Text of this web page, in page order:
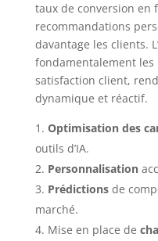
taux de conversion en
recommandations
davantage les clients.
fondamentalement les
satisfaction client,
dynamique et réactif.
Optimisation des
outils d’IA.
Personnalisation
Prédictionsde
marché.
Mise en place de